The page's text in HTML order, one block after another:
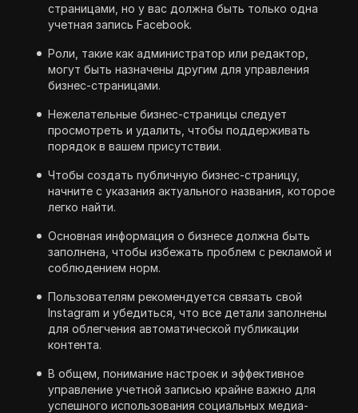
страницами, но у вас должна быть только одна
учетная запись Facebook.
Роли, такие как администратор или редактор,
могут быть назначены другим для управления
бизнес-страницами.
Нежелательные бизнес-страницы следует
просмотреть и удалить, чтобы поддерживать
порядок в вашем присутствии.
Чтобы создать публичную бизнес-страницу,
начните с указания актуального названия, которое
легко найти.
Основная информация о бизнесе должна быть
заполнена, чтобы избежать проблем с рекламой и
соблюдением норм.
Пользователям рекомендуется связать свой
Instagram и убедиться, что все детали заполнены
для облегчения автоматической публикации
контента.
В общем, понимание настроек и эффективное
управление учетной записью крайне важно для
успешного использования социальных медиа-